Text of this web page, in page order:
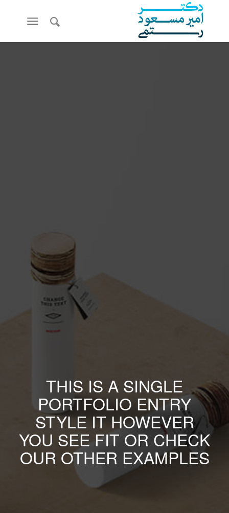
THIS IS A SINGLE
PORTFOLIO ENTRY
STYLE IT HOWEVER
YOU SEE FIT OR CHECK
OUR OTHER EXAMPLES